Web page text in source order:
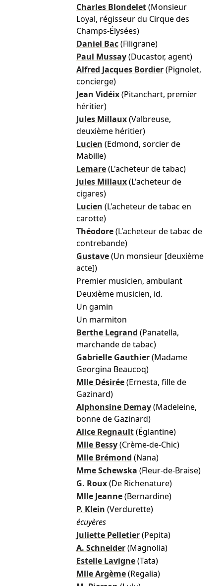
Charles Blondelet (Monsieur
Loyal, régisseur du Cirque des
Champs-Élysées)
Daniel Bac (Filigrane)
Paul Mussay (Ducastor, agent)
Alfred Jacques Bordier (Pignolet,
concierge)
Jean Vidéix (Pitanchart, premier
héritier)
Jules Millaux (Valbreuse,
deuxième héritier)
Lucien (Edmond, sorcier de
Mabille)
Lemare (L'acheteur de tabac)
Jules Millaux (L'acheteur de
cigares)
Lucien (L'acheteur de tabac en
carotte)
Théodore (L'acheteur de tabac de
contrebande)
Gustave (Un monsieur [deuxième
acte])
Premier musicien, ambulant
Deuxième musicien, id.
Un gamin
Un marmiton
Berthe Legrand (Panatella,
marchande de tabac)
Gabrielle Gauthier (Madame
Georgina Beaucoq)
Mlle Désirée (Ernesta, fille de
Gazinard)
Alphonsine Demay (Madeleine,
bonne de Gazinard)
Alice Regnault (Églantine)
Mlle Bessy (Crème-de-Chic)
Mlle Brémond (Nana)
Mme Schewska (Fleur-de-Braise)
G. Roux (De Richenature)
Mlle Jeanne (Bernardine)
P. Klein (Verdurette)
écuyères
Juliette Pelletier (Pepita)
A. Schneider (Magnolia)
Estelle Lavigne (Tata)
Mlle Argème (Regalia)